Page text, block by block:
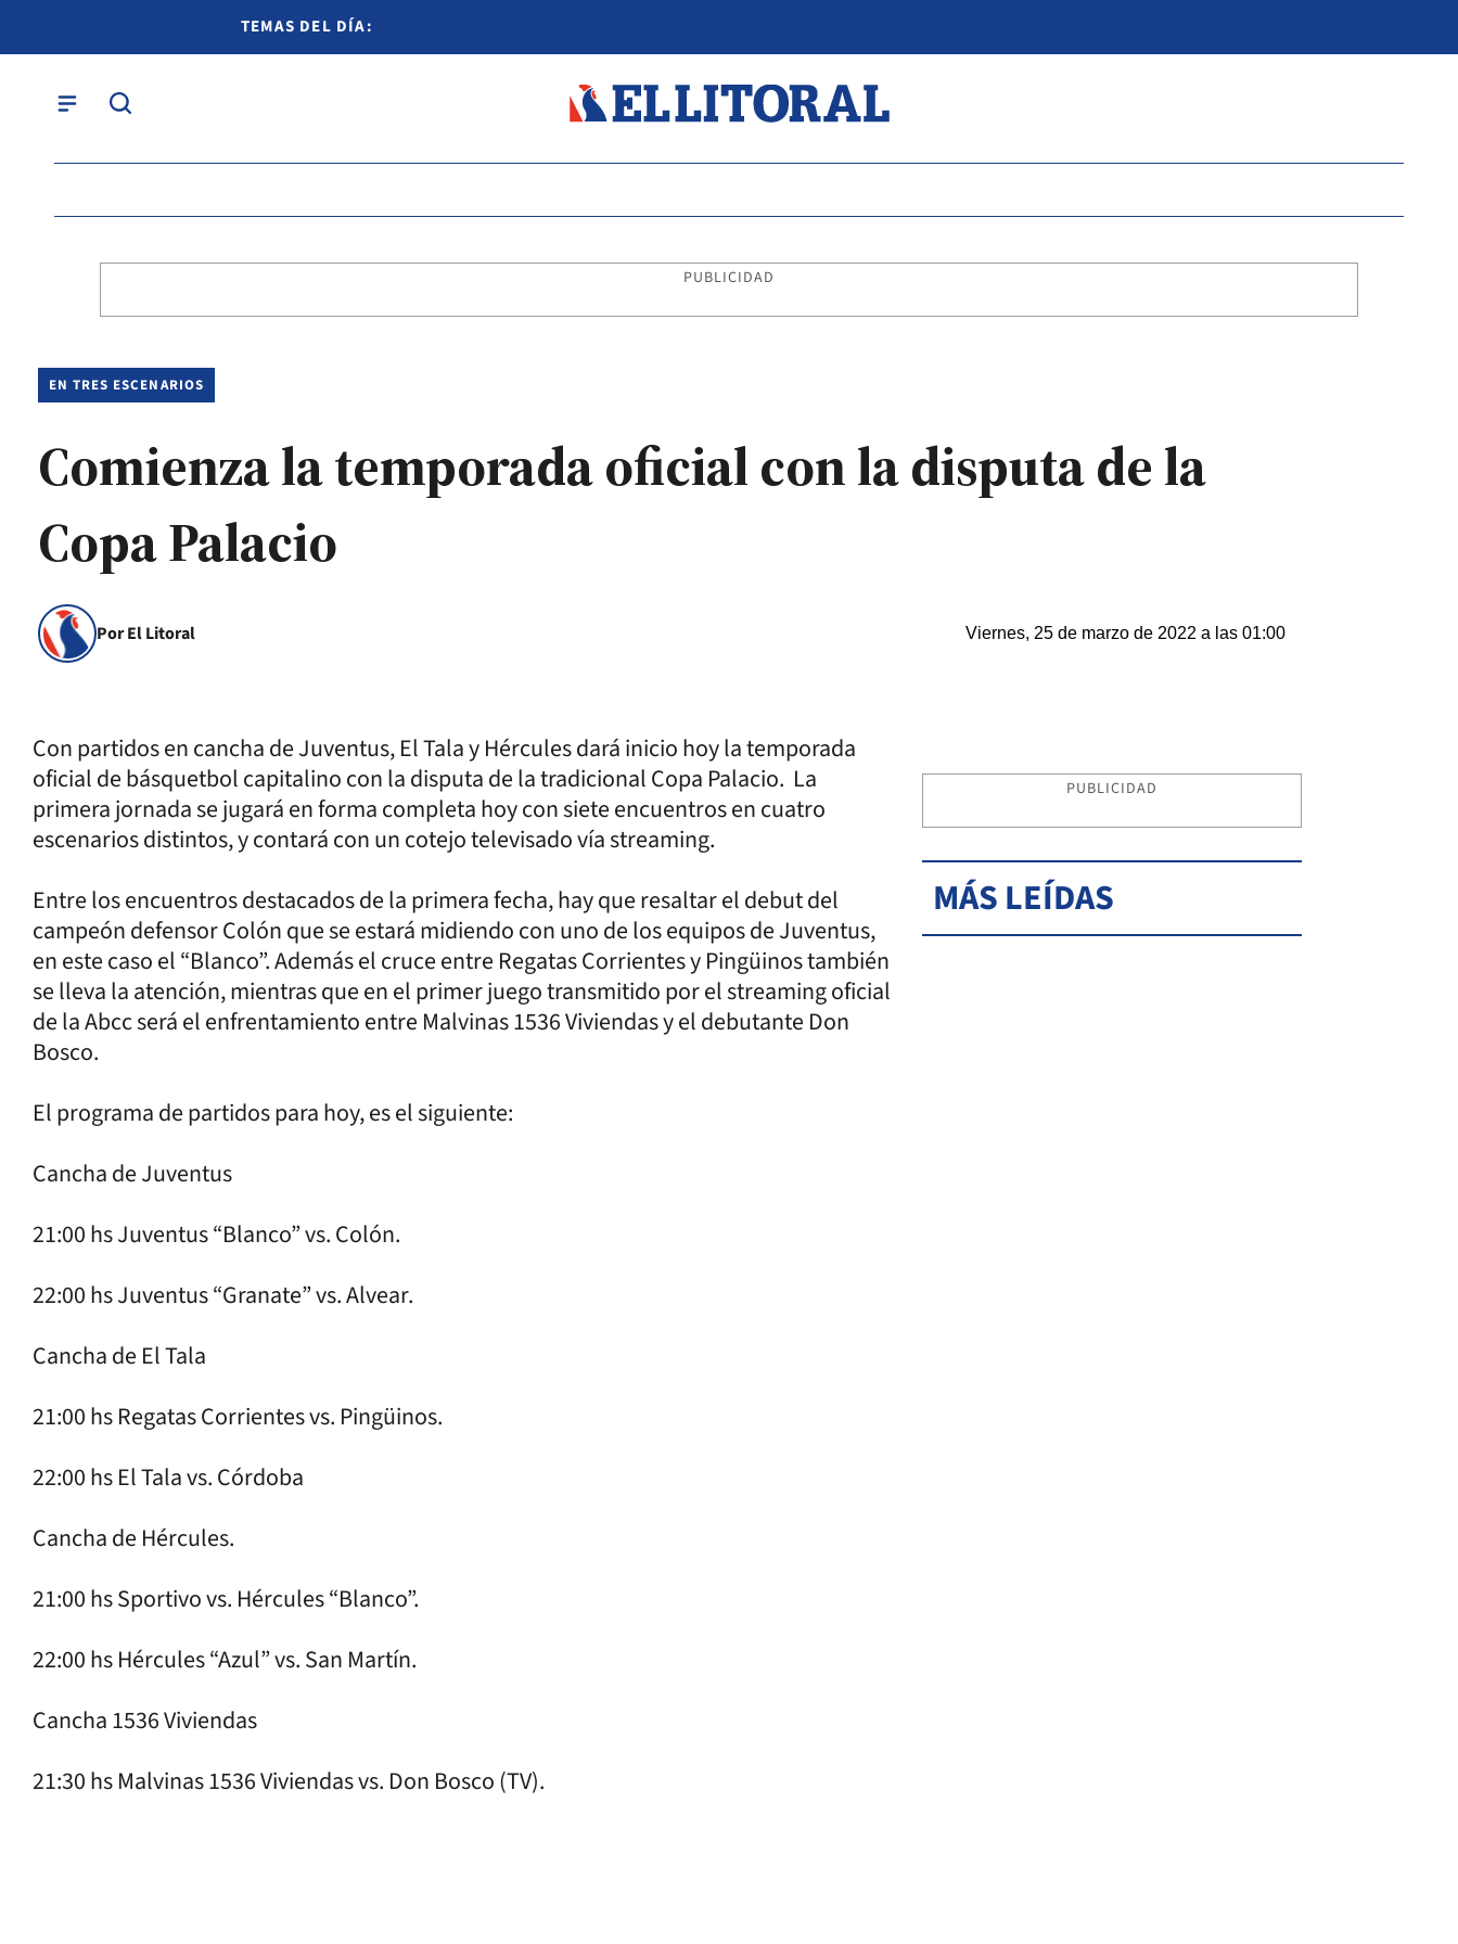
TEMAS DEL DÍA:
PUBLICIDAD
EN TRES ESCENARIOS
Comienza la temporada oficial con la disputa de la
Copa Palacio
Por El Litoral Viernes, 25 de marzo de 2022 a las 01:00
Con partidos en cancha de Juventus, El Tala y Hércules dará inicio hoy la temporada
oficial de básquetbol capitalino con la disputa de la tradicional Copa Palacio. La
primera jornada se jugará en forma completa hoy con siete encuentros en cuatro
escenarios distintos, y contará con un cotejo televisado vía streaming.
Entre los encuentros destacados de la primera fecha, hay que resaltar el debut del
campeón defensor Colón que se estará midiendo con uno de los equipos de Juventus,
en este caso el “Blanco”. Además el cruce entre Regatas Corrientes y Pingüinos también
se lleva la atención, mientras que en el primer juego transmitido por el streaming oficial
de la Abcc será el enfrentamiento entre Malvinas 1536 Viviendas y el debutante Don
Bosco.
El programa de partidos para hoy, es el siguiente:
Cancha de Juventus
21:00 hs Juventus “Blanco” vs. Colón.
22:00 hs Juventus “Granate” vs. Alvear.
Cancha de El Tala
21:00 hs Regatas Corrientes vs. Pingüinos.
22:00 hs El Tala vs. Córdoba
Cancha de Hércules.
21:00 hs Sportivo vs. Hércules “Blanco”.
22:00 hs Hércules “Azul” vs. San Martín.
Cancha 1536 Viviendas
21:30 hs Malvinas 1536 Viviendas vs. Don Bosco (TV).
PUBLICIDAD
MÁS LEÍDAS